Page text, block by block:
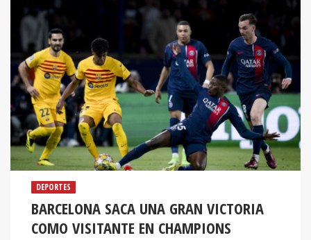
DEPORTES
BARCELONA SACA UNA GRAN VICTORIA
COMO VISITANTE EN CHAMPIONS